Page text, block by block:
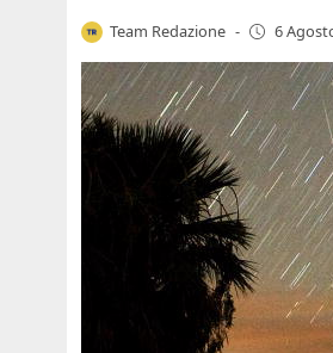
Team Redazione - 6